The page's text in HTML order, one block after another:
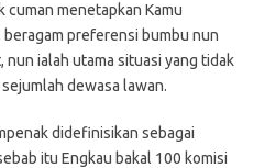
cuman menetapkan Kamu
preferensi bumbu nun
nun ialah utama situasi yang tidak
dewasa lawan.
didefinisikan sebagai
itu Engkau bakal 100 komisi